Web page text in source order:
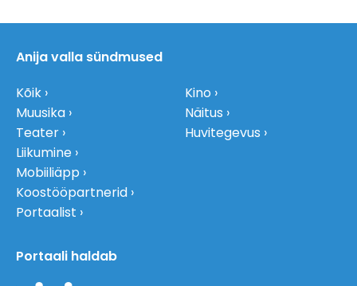
Anija valla sündmused
Kõik
Muusika
Teater
Liikumine
Kino
Näitus
Huvitegevus
Mobiiliäpp
Koostööpartnerid
Portaalist
Portaali haldab